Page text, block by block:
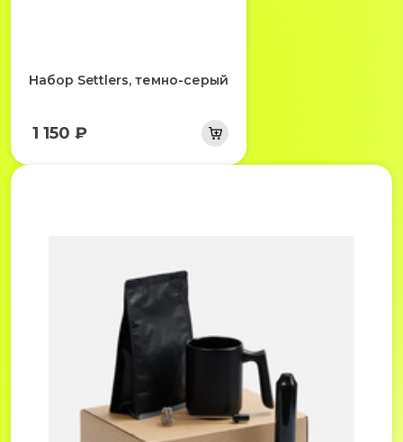
Набор Settlers, темно-серый
1 150 ₽